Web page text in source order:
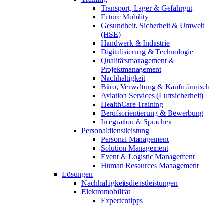
Transport, Lager & Gefahrgut
Future Mobility
Gesundheit, Sicherheit & Umwelt
(HSE)
Handwerk & Industrie
Digitalisierung & Technologie
Qualitätsmanagement &
Projektmanagement
Nachhaltigkeit
Büro, Verwaltung & Kaufmännisch
Aviation Services (Luftsicherheit)
HealthCare Training
Berufsorientierung & Bewerbung
Integration & Sprachen
Personaldienstleistung
Personal Management
Solution Management
Event & Logistic Management
Human Resources Management
Lösungen
Nachhaltigkeitsdienstleistungen
Elektromobilität
Expertentipps